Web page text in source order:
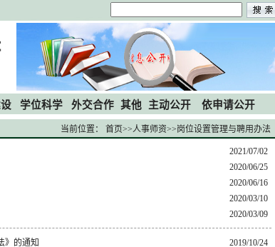
学位科学 外交合作 其他 主动公开 依申请公开
当前位置： 首页>>人事师资>>岗位设置管理与聘用办法
2021/07/02
2020/06/25
2020/06/16
2020/03/10
2020/03/09
》的通知
2019/10/24